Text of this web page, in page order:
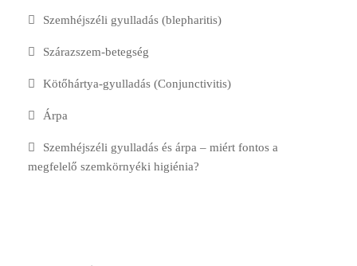
Szemhéjszéli gyulladás (blepharitis)
Szárazszem-betegség
Kötőhártya-gyulladás (Conjunctivitis)
Árpa
Szemhéjszéli gyulladás és árpa – miért fontos a
megfelelő szemkörnyéki higiénia?